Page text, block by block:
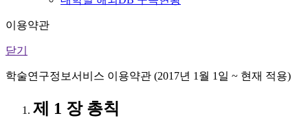
이용약관
닫기
학술연구정보서비스 이용약관 (2017년 1월 1일 ~ 현재 적용)
제 1 장 총칙